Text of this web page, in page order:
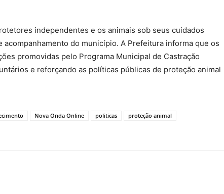
independentes e os animais sob seus cuidados
acompanhamento do município. A Prefeitura informa que os
promovidas pelo Programa Municipal de Castração
e reforçando as políticas públicas de proteção animal
Nova Onda Online politicas
proteção animal